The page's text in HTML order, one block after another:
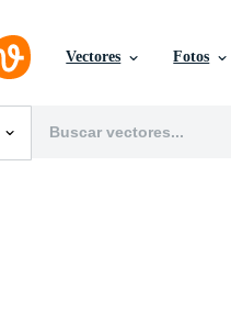
Vectores Fotos